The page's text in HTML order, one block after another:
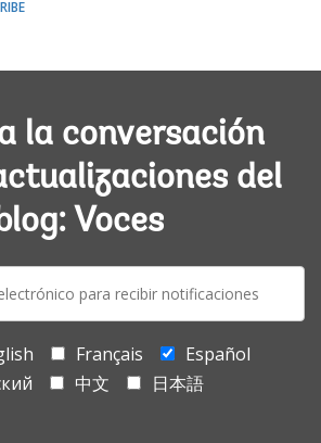
la conversación
del
Voces
Français
Español
中文
日本語